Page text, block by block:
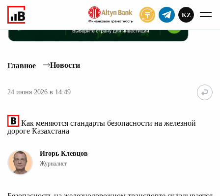
KZ
Главное Новости
24 июня 2026 в 14:49
Как меняются стандарты безопасности на железной
дороге Казахстана
Игорь Клевцов
Журналист